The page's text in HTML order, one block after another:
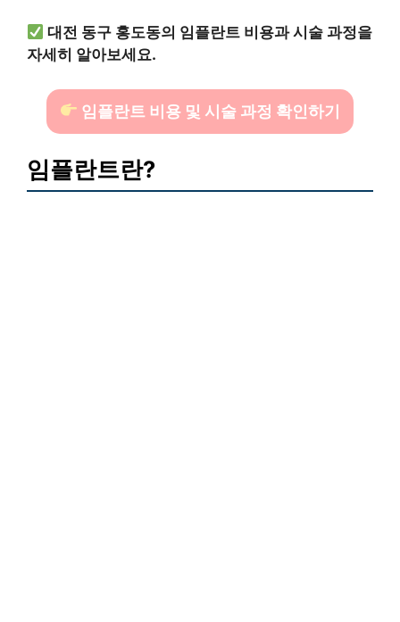
대전 동구 홍도동의 임플란트 비용과 시술 과정을
자세히 알아보세요.
임플란트 비용 및 시술 과정 확인하기
임플란트란?